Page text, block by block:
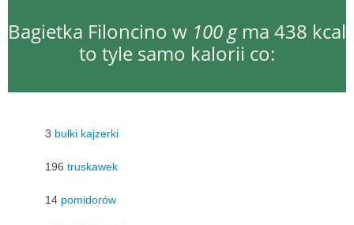
Bagietka Filoncino w 100 gma 438 kcal
to tyle samo kalorii co:
3 bułki kajzerki
196 truskawek
14 pomidorów